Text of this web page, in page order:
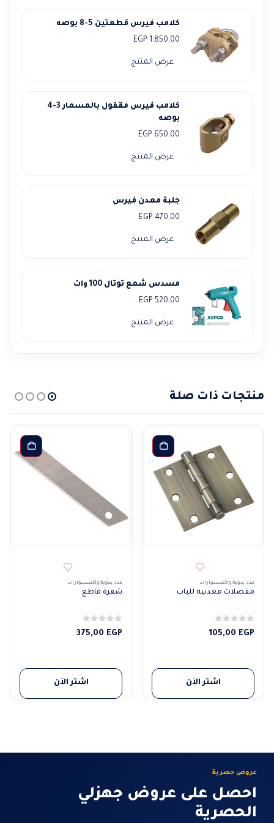
كلامب فيرس قطعتين 5-8 بوصه
1.850,00
EGP
عرض المنتج
كلامب فيرس مقفول بالمسمار 3-4
بوصه
650,00
EGP
عرض المنتج
جلبة معدن فيرس
470,00
EGP
عرض المنتج
مسدس شمع توتال 100 وات
520,00
EGP
عرض المنتج
منتجات ذات صلة
عدد يدوية وأكسسوارات
مفصلات معدنية للباب
0من 5
105,00 EGP
اشتر الآن
عدد يدوية وأكسسوارات
شفرة قاطع
0من 5
375,00 EGP
اشتر الآن
عروض حصرية
احصل على عروض جهزلي
الحصرية